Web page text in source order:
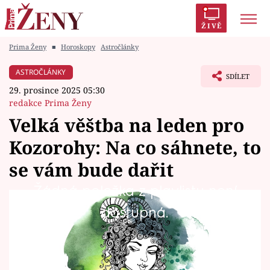
ŽIVĚ
Módní alarm
Témata
Celebrity
Prima Ženy ■ Horoskopy Astročlánky
ASTROČLÁNKY
29. prosince 2025 05:30
redakce Prima Ženy
SDÍLET
Velká věštba na leden pro
Kozorohy: Na co sáhnete, to
se vám bude dařit
Žádná položka z playlistu není
dostupná.
Co čeká Kozorohy v prvním měsíci roku 2026?
Na co byste si měli dát pozor, čeho se
vyvarovat a co byste neměli promeškat? A jaký
rituál, který vám zajistí požehnání duchů,